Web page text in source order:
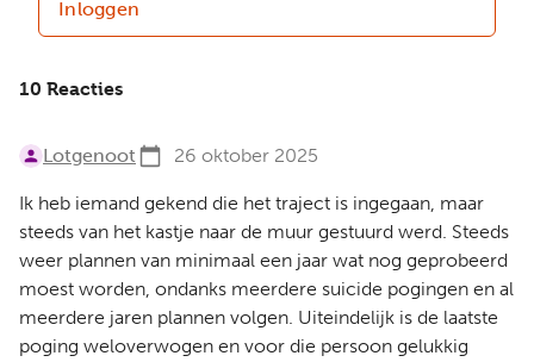
Inloggen
10 Reacties
Lotgenoot 26 oktober 2025
Ik heb iemand gekend die het traject is ingegaan, maar
steeds van het kastje naar de muur gestuurd werd. Steeds
weer plannen van minimaal een jaar wat nog geprobeerd
moest worden, ondanks meerdere suicide pogingen en al
meerdere jaren plannen volgen. Uiteindelijk is de laatste
poging weloverwogen en voor die persoon gelukkig